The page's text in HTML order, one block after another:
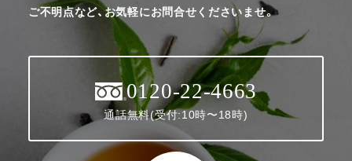
ご不明点など、お気軽にお問合せくださいませ。
0120-22-4663
通話無料(受付:10時〜18時)